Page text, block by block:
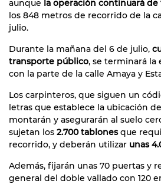
aunque la operación continuará
los 848 metros de recorrido de la
julio.
Durante la mañana del 6 de julio,
transporte público, se terminará
con la parte de la calle Amaya y
Los carpinteros, que siguen un
letras que establece la ubicación
montarán y asegurarán al suelo
sujetan los 2.700 tablonesque
recorrido, y deberán utilizar unas
Además, fijarán unas 70 puertas y
general del doble vallado con 120